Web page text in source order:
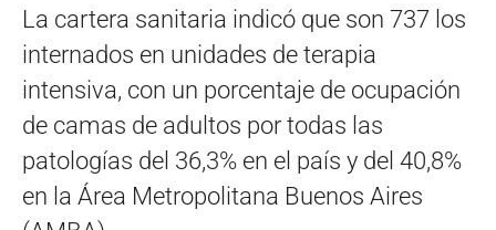
La cartera sanitaria indicó que son 737 los
internados en unidades de terapia
intensiva, con un porcentaje de ocupación
de camas de adultos por todas las
patologías del 36,3% en el país y del 40,8%
en la Área Metropolitana Buenos Aires